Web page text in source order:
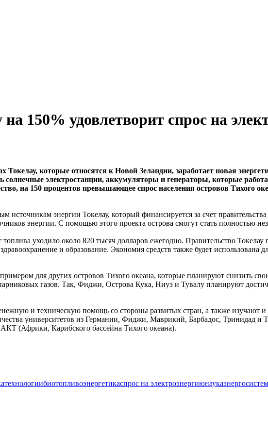
150% удовлетворит спрос на
Токелау, которые относятся к Новой Зеландии, заработает новая
солнечные электростанции, аккумуляторы и генераторы, которые
на 150 процентов превышающее спрос населения островов Тихого
источникам энергии Токелау, который финансируется за счет
энергии. С помощью этого проекта острова смогут стать полностью
уходило около 820 тысяч долларов ежегодно. Правительство Токелау
и образование. Экономия средств также будет
для других островов Тихого океана, которые планируют снизить
газов. Так, Фиджи, Острова Кука, Ниуэ и Тувалу планируют
и техническую помощь со стороны развитых стран, а также изучают
университетов из Германии, Фиджи, Маврикий, Барбадос, Тринидад и
(Африки, Карибского бассейна Тихого океана).
технологиибиотопливоэнергетикаспрос на электроэнергиюнаука